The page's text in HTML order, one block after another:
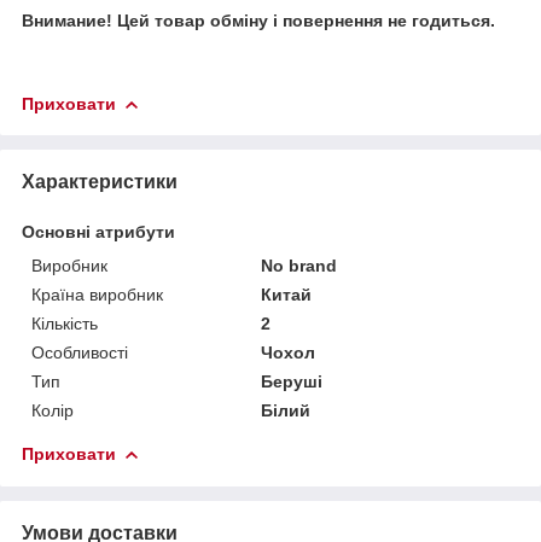
Внимание! Цей товар обміну і повернення не годиться.
Приховати
Характеристики
Основні атрибути
Виробник
No brand
Країна виробник
Китай
Кількість
2
Особливості
Чохол
Тип
Беруші
Колір
Білий
Приховати
Умови доставки